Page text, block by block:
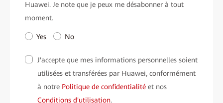
Huawei. Je note que je peux me désabonner à tout
moment.
Yes No
J'accepte que mes informations personnelles soient
utilisées et transférées par Huawei, conformément
à notre Politique de confidentialité et nos
Conditions d'utilisation.